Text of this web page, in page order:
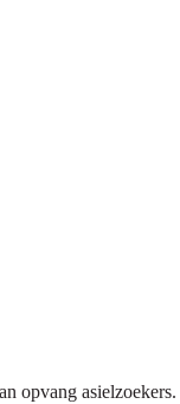
opvang